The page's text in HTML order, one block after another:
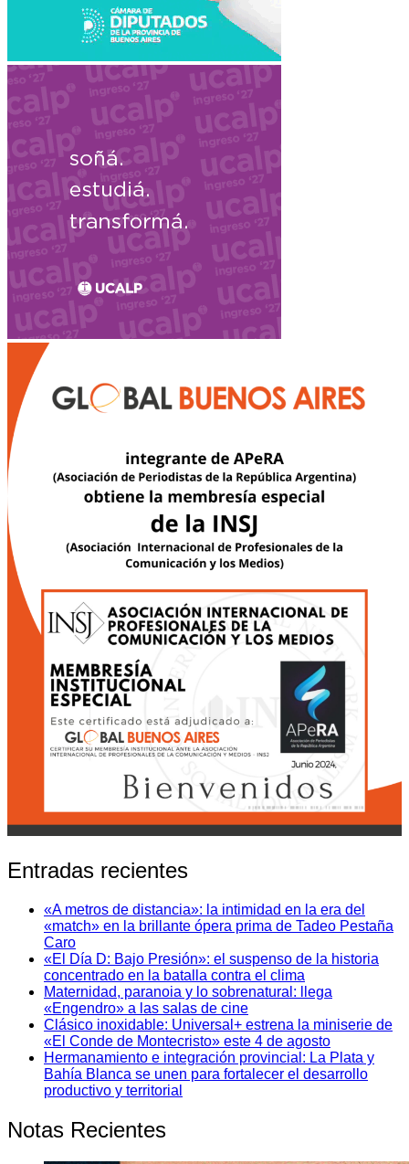
Entradas recientes
«A metros de distancia»: la intimidad en la era del
«match» en la brillante ópera prima de Tadeo Pestaña
Caro
«El Día D: Bajo Presión»: el suspenso de la historia
concentrado en la batalla contra el clima
Maternidad, paranoia y lo sobrenatural: llega
«Engendro» a las salas de cine
Clásico inoxidable: Universal+ estrena la miniserie de
«El Conde de Montecristo» este 4 de agosto
Hermanamiento e integración provincial: La Plata y
Bahía Blanca se unen para fortalecer el desarrollo
productivo y territorial
Notas Recientes